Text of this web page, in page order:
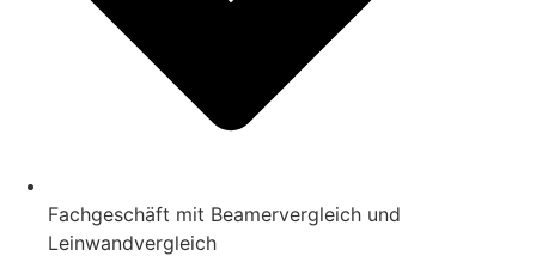
Fachgeschäft mit Beamervergleich und
Leinwandvergleich